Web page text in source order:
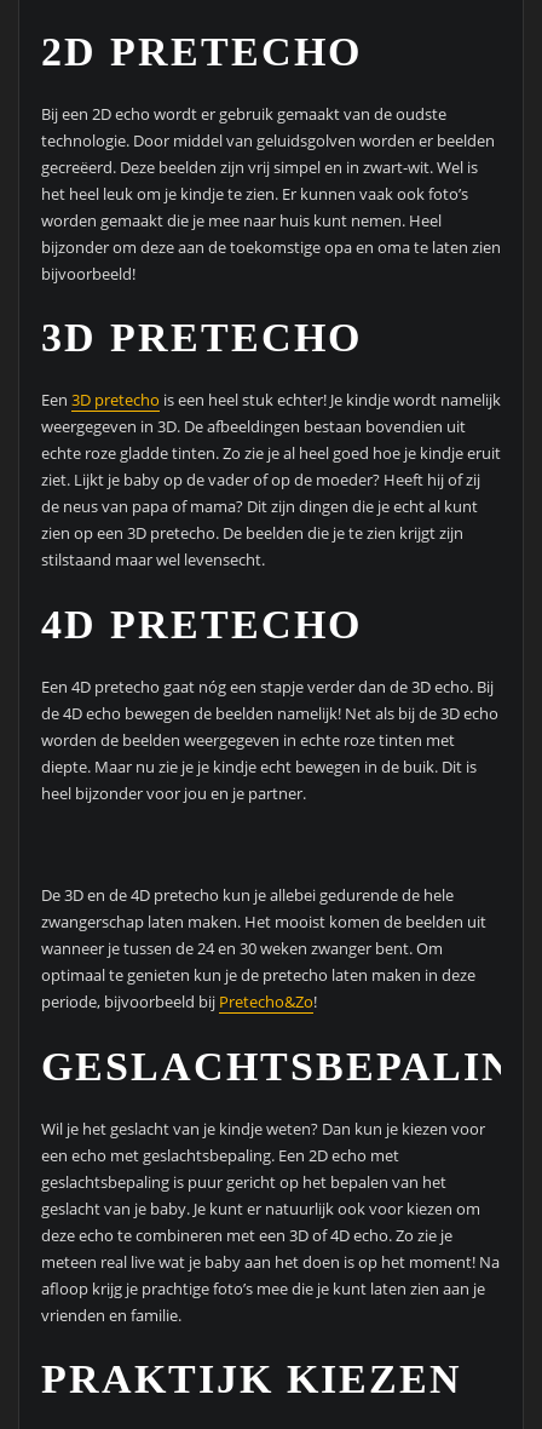
2D PRETECHO
Bij een 2D echo wordt er gebruik gemaakt van de oudste
technologie. Door middel van geluidsgolven worden er beelden
gecreëerd. Deze beelden zijn vrij simpel en in zwart-wit. Wel is
het heel leuk om je kindje te zien. Er kunnen vaak ook foto’s
worden gemaakt die je mee naar huis kunt nemen. Heel
bijzonder om deze aan de toekomstige opa en oma te laten zien
bijvoorbeeld!
3D PRETECHO
Een 3D pretecho is een heel stuk echter! Je kindje wordt namelijk
weergegeven in 3D. De afbeeldingen bestaan bovendien uit
echte roze gladde tinten. Zo zie je al heel goed hoe je kindje eruit
ziet. Lijkt je baby op de vader of op de moeder? Heeft hij of zij
de neus van papa of mama? Dit zijn dingen die je echt al kunt
zien op een 3D pretecho. De beelden die je te zien krijgt zijn
stilstaand maar wel levensecht.
4D PRETECHO
Een 4D pretecho gaat nóg een stapje verder dan de 3D echo. Bij
de 4D echo bewegen de beelden namelijk! Net als bij de 3D echo
worden de beelden weergegeven in echte roze tinten met
diepte. Maar nu zie je je kindje echt bewegen in de buik. Dit is
heel bijzonder voor jou en je partner.
De 3D en de 4D pretecho kun je allebei gedurende de hele
zwangerschap laten maken. Het mooist komen de beelden uit
wanneer je tussen de 24 en 30 weken zwanger bent. Om
optimaal te genieten kun je de pretecho laten maken in deze
periode, bijvoorbeeld bij Pretecho&Zo!
Wil je het geslacht van je kindje weten? Dan kun je kiezen voor
een echo met geslachtsbepaling. Een 2D echo met
geslachtsbepaling is puur gericht op het bepalen van het
geslacht van je baby. Je kunt er natuurlijk ook voor kiezen om
deze echo te combineren met een 3D of 4D echo. Zo zie je
meteen real live wat je baby aan het doen is op het moment! Na
afloop krijg je prachtige foto’s mee die je kunt laten zien aan je
vrienden en familie.
PRAKTIJK KIEZEN